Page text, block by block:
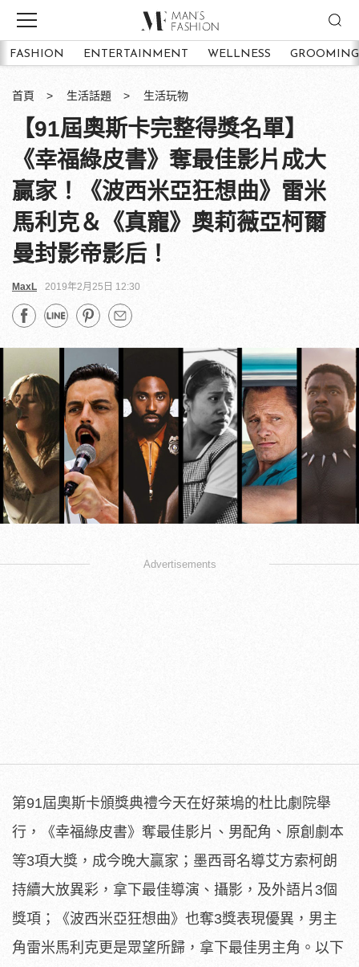
FASHION ENTERTAINMENT WELLNESS GROOMING
首頁 生活話題 生活玩物
【91屆奧斯卡完整得獎名單】
《幸福綠皮書》奪最佳影片成大
贏家！《波西米亞狂想曲》雷米
馬利克＆《真寵》奧莉薇亞柯爾
曼封影帝影后！
MaxL 2019年2月25日 12:30
Advertisements
第91屆奧斯卡頒獎典禮今天在好萊塢的杜比劇院舉
行，《幸福綠皮書》奪最佳影片、男配角、原創劇本
等3項大獎，成今晚大贏家；墨西哥名導艾方索柯朗
持續大放異彩，拿下最佳導演、攝影，及外語片3個
獎項；《波西米亞狂想曲》也奪3獎表現優異，男主
角雷米馬利克更是眾望所歸，拿下最佳男主角。以下